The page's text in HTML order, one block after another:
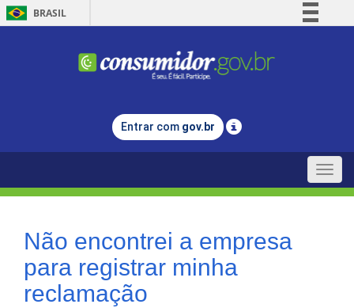
BRASIL
Comunica BR
Legislação
Entrar com gov.br
Toggle
Não encontrei a empresa
para registrar minha
reclamação